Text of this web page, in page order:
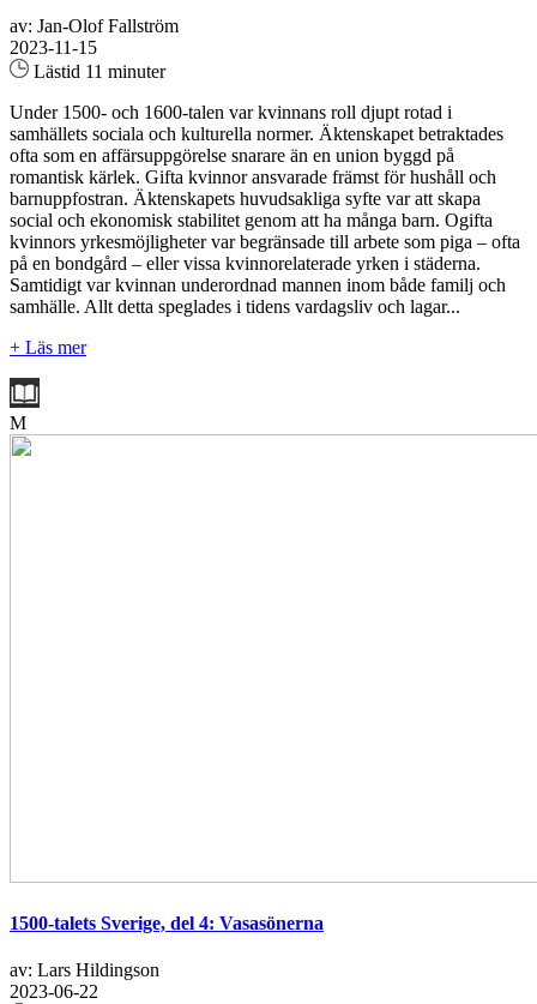
av: Jan-Olof Fallström
2023-11-15
Lästid 11 minuter
Under 1500- och 1600-talen var kvinnans roll djupt rotad i
samhällets sociala och kulturella normer. Äktenskapet betraktades
ofta som en affärsuppgörelse snarare än en union byggd på
romantisk kärlek. Gifta kvinnor ansvarade främst för hushåll och
barnuppfostran. Äktenskapets huvudsakliga syfte var att skapa
social och ekonomisk stabilitet genom att ha många barn. Ogifta
kvinnors yrkesmöjligheter var begränsade till arbete som piga – ofta
på en bondgård – eller vissa kvinnorelaterade yrken i städerna.
Samtidigt var kvinnan underordnad mannen inom både familj och
samhälle. Allt detta speglades i tidens vardagsliv och lagar...
+ Läs mer
M
1500-talets Sverige, del 4: Vasasönerna
av: Lars Hildingson
2023-06-22